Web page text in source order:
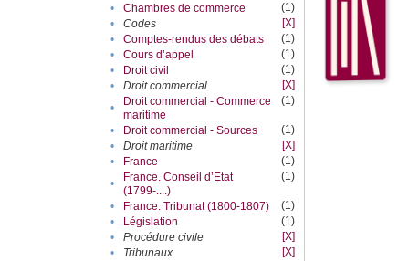
•
Chambres de commerce
(1)
•
Codes
[X]
•
Comptes-rendus des débats
(1)
•
Cours d’appel
(1)
•
Droit civil
(1)
•
Droit commercial
[X]
•
Droit commercial - Commerce
maritime
(1)
• Droit commercial - Sources
(1)
•
Droit maritime
[X]
•
France
(1)
•
France. Conseil d’Etat
(1799-....)
(1)
• France. Tribunat (1800-1807)
(1)
•
Législation
(1)
•
Procédure civile
[X]
•
Tribunaux
[X]